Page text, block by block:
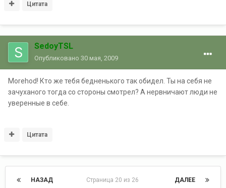
Цитата
SedoyTSL
Опубликовано 30 мая, 2009
Morehod! Кто же тебя бедненького так обидел. Ты на себя не
зачуханого тогда со стороны смотрел? А нервничают люди не
уверенные в себе.
Цитата
НАЗАД ДАЛЕЕ
Страница 20 из 26